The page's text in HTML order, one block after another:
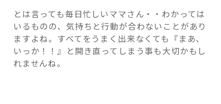
とは言っても毎日忙しいママさん・・わかっては
いるものの、気持ちと行動が合わないことがあり
ますよね。すべてをうまく出来なくても『まあ、
いっか！！』と開き直ってしまう事も大切かもし
れませんね。